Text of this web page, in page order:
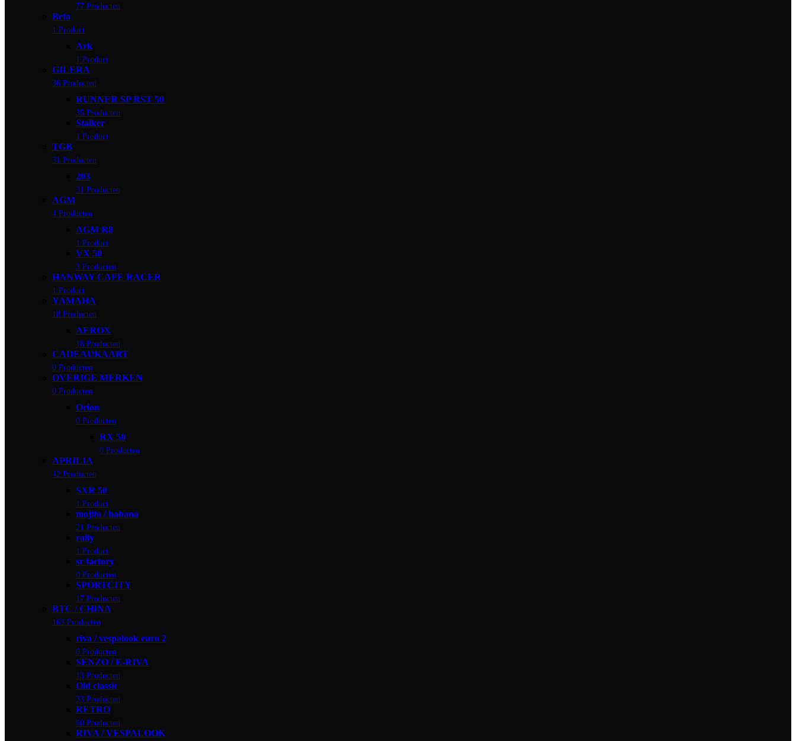
77 Producten
Beta
1 Product
Ark
1 Product
GILERA
36 Producten
RUNNER SP RST 50
35 Producten
Stalker
1 Product
TGB
31 Producten
203
31 Producten
AGM
4 Producten
AGM R8
1 Product
VX 50
3 Producten
HANWAY CAFE RACER
1 Product
YAMAHA
18 Producten
AEROX
18 Producten
CADEAUKAART
0 Producten
OVERIGE MERKEN
0 Producten
Orion
0 Producten
RX 50
0 Producten
APRILIA
42 Producten
SXR 50
1 Product
mojito / habana
21 Producten
rally
1 Product
sr factory
0 Producten
SPORTCITY
17 Producten
BTC / CHINA
163 Producten
riva / vespalook euro 2
0 Producten
SENZO / E-RIVA
13 Producten
Old classic
33 Producten
RETRO
60 Producten
RIVA / VESPALOOK